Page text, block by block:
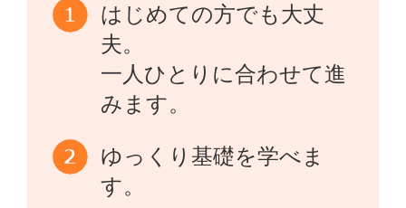
はじめての方でも大丈
夫。
一人ひとりに合わせて進
みます。
ゆっくり基礎を学べま
す。